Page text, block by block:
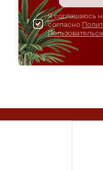
Я соглашаюсь
согласно